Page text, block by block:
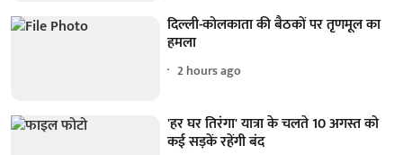
दिल्ली-कोलकाता की बैठकों पर तृणमूल का
हमला
2 hours ago
'हर घर तिरंगा' यात्रा के चलते 10 अगस्त को
कई सड़कें रहेंगी बंद